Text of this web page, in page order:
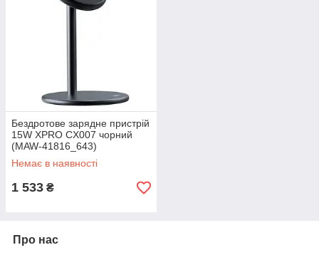
Бездротове зарядне пристрій
15W XPRO CX007 чорний
(MAW-41816_643)
Немає в наявності
1 533 ₴
Про нас